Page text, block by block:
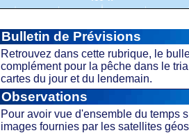
Bulletin de Prévisions
Retrouvez dans cette rubrique, le
complément pour la pêche dans le
cartes du jour et du lendemain.
Observations
Pour avoir vue d'ensemble du temps
images fournies par les satellites